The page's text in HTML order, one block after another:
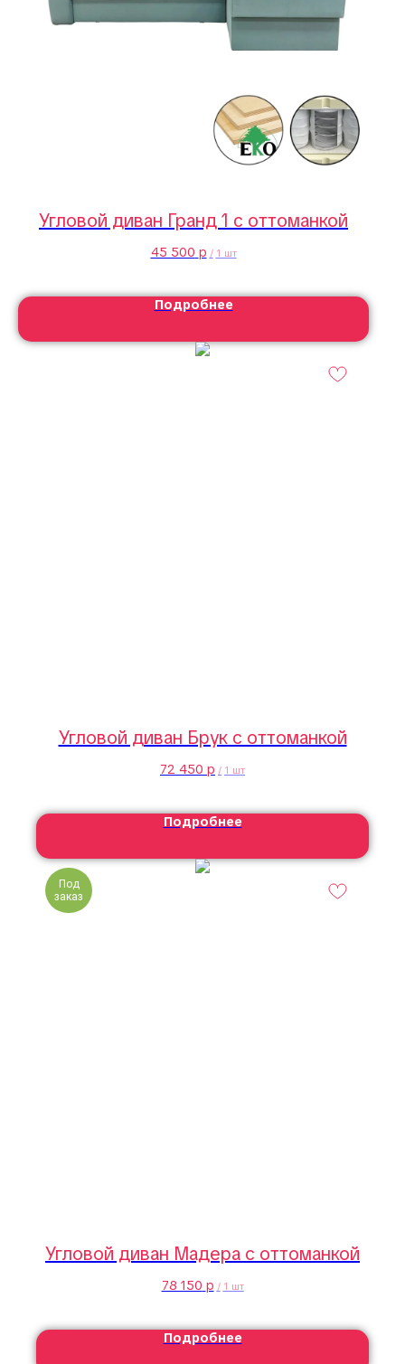
Угловой диван Гранд 1 с оттоманкой
45 500 р / 1 шт
Подробнее
Угловой диван Брук с оттоманкой
72 450 р / 1 шт
Подробнее
Под
заказ
Угловой диван Мадера с оттоманкой
78 150 р / 1 шт
Подробнее